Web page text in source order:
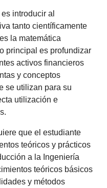
introducir al
tanto científicamente
la matemática
principal es profundizar
activos financieros
y conceptos
se utilizan para su
utilización e
que el estudiante
teóricos y prácticos
a la Ingeniería
teóricos básicos
y métodos